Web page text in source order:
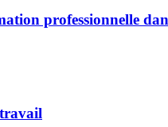
professionnelle